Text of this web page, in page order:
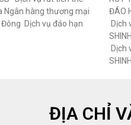
Ngân hàng thương mại
Dịch vụ đáo hạn
ĐÁO
Dịch
Dịch
ĐỊA CHỈ